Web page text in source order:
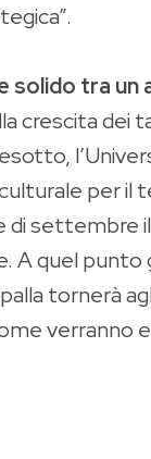
solido tra
crescita
per il
settembre
A quel
tornerà
verranno